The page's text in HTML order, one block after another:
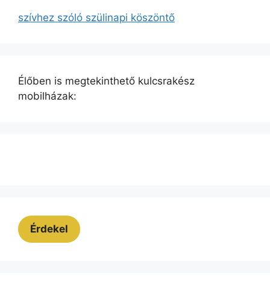
szívhez szóló szülinapi köszöntő
Élőben is megtekinthető kulcsrakész
mobilházak:
Érdekel